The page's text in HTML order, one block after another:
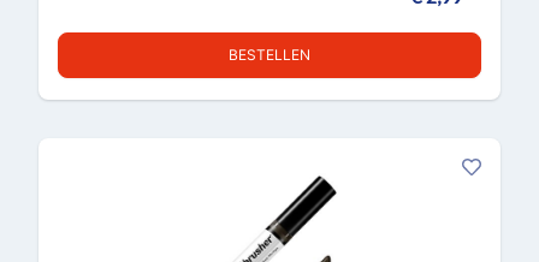
BESTELLEN